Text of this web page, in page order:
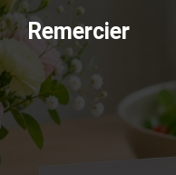
Aller
au
contenu
Remercier